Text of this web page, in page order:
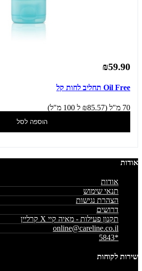
₪59.90
Oil Free תחליב לחות קל
70 מ"ל (₪85.57 ל 100 מ"ל)
הוספה לסל
אודות
אודות
תנאי שימוש
הצהרת נגישות
דרושים
תקנון פעילות - מאיה קיי X קרליין
online@careline.co.il
*5843
שירות לקוחות